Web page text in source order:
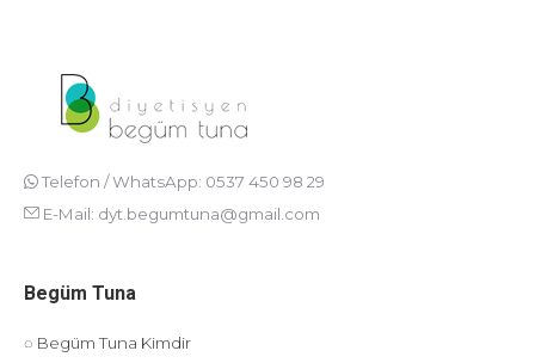
Telefon / WhatsApp: 0537 450 98 29
E-Mail: dyt.begumtuna@gmail.com
Begüm Tuna
◌ Begüm Tuna Kimdir